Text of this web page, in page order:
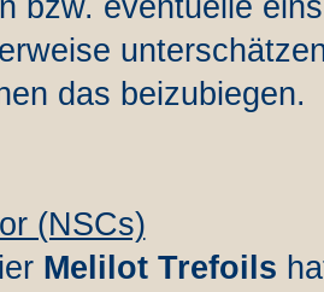
bzw. eventuelle
das beizubiegen.
(NSCs)
Melilot Trefoils